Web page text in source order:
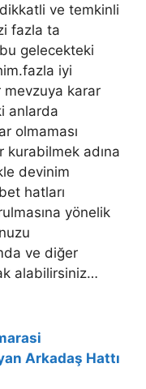
ve temkinli
fazla ta
gelecekteki
iyi
mevzuya karar
anlarda
olmaması
kurabilmek adına
devinim
hatları
yönelik
ve diğer
alabilirsiniz…
Arkadaş Hattı